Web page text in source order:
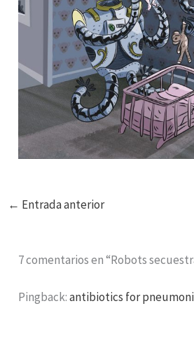
← Entrada anterior
7 comentarios en “Robots
Pingback:antibiotics for